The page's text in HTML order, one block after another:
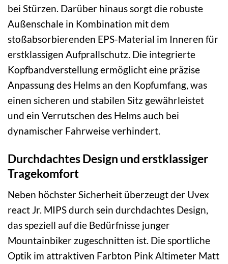
bei Stürzen. Darüber hinaus sorgt die robuste
Außenschale in Kombination mit dem
stoßabsorbierenden EPS-Material im Inneren für
erstklassigen Aufprallschutz. Die integrierte
Kopfbandverstellung ermöglicht eine präzise
Anpassung des Helms an den Kopfumfang, was
einen sicheren und stabilen Sitz gewährleistet
und ein Verrutschen des Helms auch bei
dynamischer Fahrweise verhindert.
Durchdachtes Design und erstklassiger
Tragekomfort
Neben höchster Sicherheit überzeugt der Uvex
react Jr. MIPS durch sein durchdachtes Design,
das speziell auf die Bedürfnisse junger
Mountainbiker zugeschnitten ist. Die sportliche
Optik im attraktiven Farbton Pink Altimeter Matt